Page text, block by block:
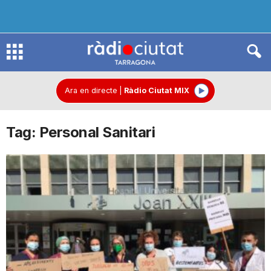
R
d
i
C
Ara en directe Ràdio Ciutat MIX
Tag: Personal Sanitari